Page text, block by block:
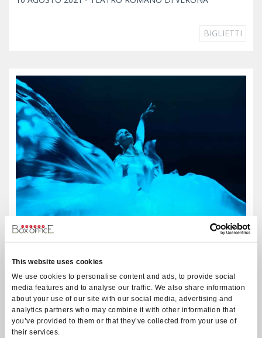
This website uses cookies
We use cookies to personalise content and ads, to provide social
media features and to analyse our traffic. We also share information
about your use of our site with our social media, advertising and
analytics partners who may combine it with other information that
you’ve provided to them or that they’ve collected from your use of
their services.
BIGLIETTI
BOOMERANG
12 AGOSTO 2021 - TEATRO ROMANO DI VERONA